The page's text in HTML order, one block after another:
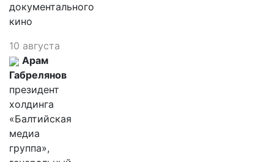
документального
кино
10 августа
Арам
Габрелянов
президент
холдинга
«Балтийская
медиа
группа»,